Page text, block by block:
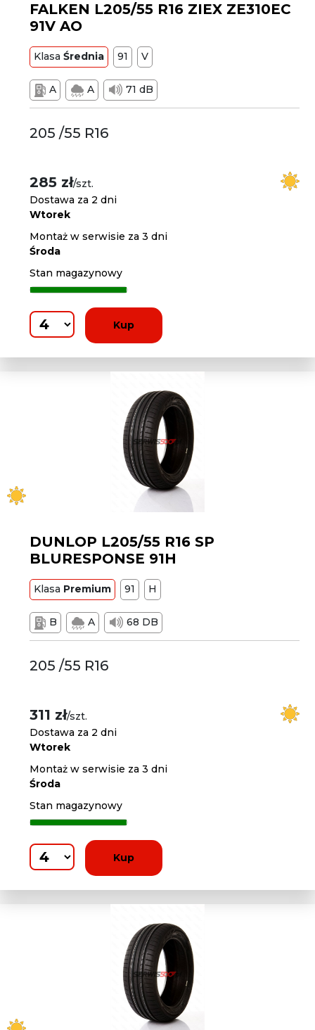
FALKEN L205/55 R16 ZIEX ZE310EC
91V AO
KlasaŚrednia 91 V
A A 71 dB
205 /55 R16
285 zł/szt.
Dostawa za 2 dni
Wtorek
Montaż w serwisie za 3 dni
Środa
Stan magazynowy
Kup
DUNLOP L205/55 R16 SP
BLURESPONSE 91H
Klasa Premium 91 H
B A 68 DB
205 /55 R16
311 zł/szt.
Dostawa za 2 dni
Wtorek
Montaż w serwisie za 3 dni
Środa
Stan magazynowy
Kup